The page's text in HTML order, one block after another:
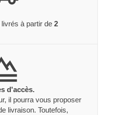
à partir de 2
d'accès.
il pourra vous proposer
livraison. Toutefois,